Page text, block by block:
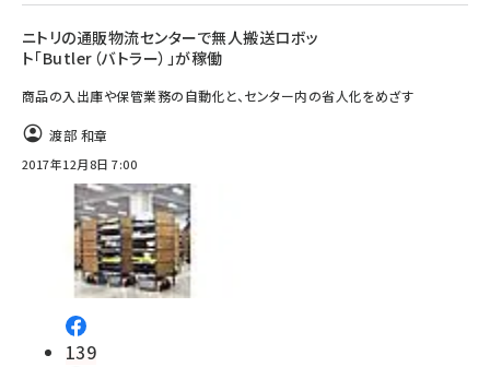
ニトリの通販物流センターで無人搬送ロボッ
ト「Butler（バトラー）」が稼働
商品の入出庫や保管業務の自動化と、センター内の省人化をめざす
渡部 和章
2017年12月8日 7:00
139